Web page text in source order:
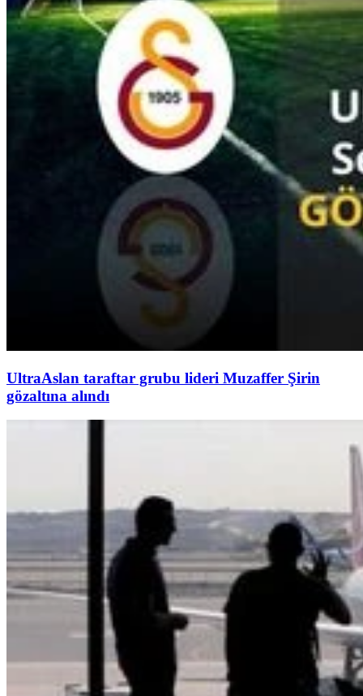
UltraAslan taraftar grubu lideri Muzaffer Şirin
gözaltına alındı